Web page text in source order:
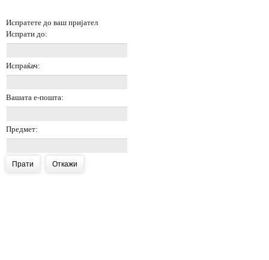
Испратете до ваш пријател
Испрати до:
Испраќач:
Вашата е-пошта:
Предмет:
Прати Откажи